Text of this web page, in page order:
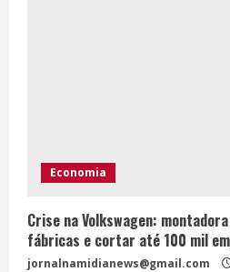
Economia
Crise na Volkswagen:
fábricas e cortar até 100 mil
jornalnamidianews@gmail.com